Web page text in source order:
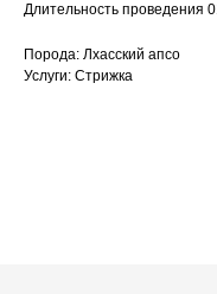
Длительность проведения
Порода: Лхасский апсо
Услуги: Стрижка